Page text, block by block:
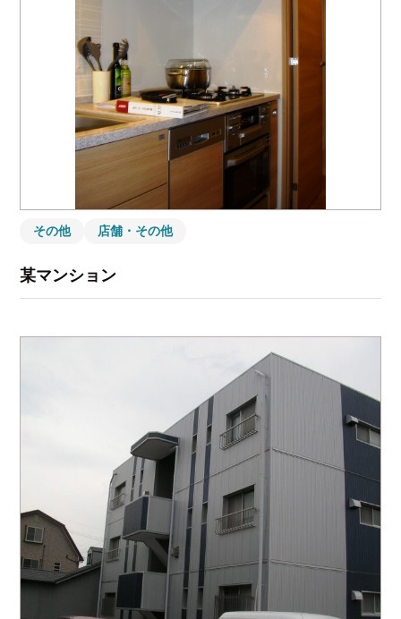
その他 店舗・その他
某マンション